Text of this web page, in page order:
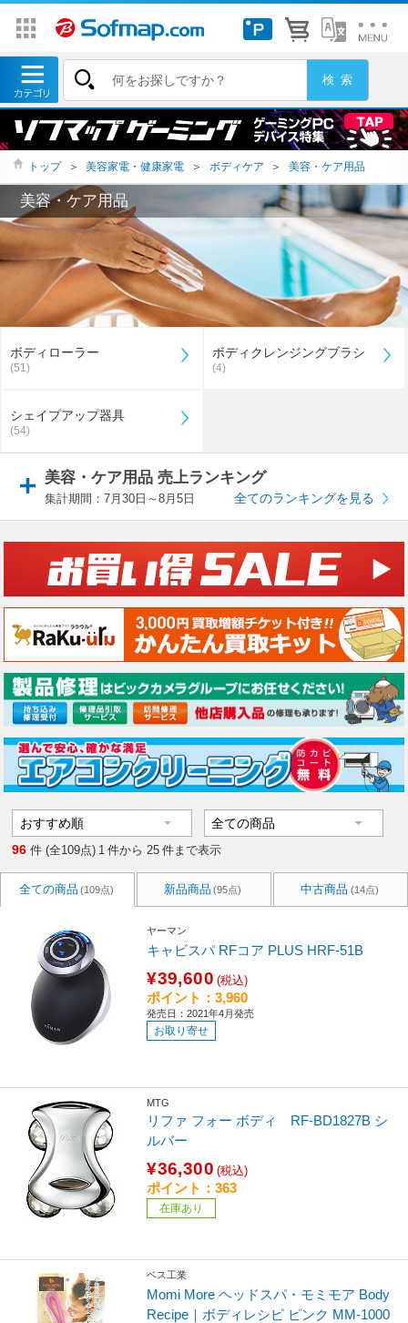
トップ ＞ 美容家電・健康家電 ＞ ボディケア ＞ 美容・ケア用品
美容・ケア用品
ボディローラー
(51)
ボディクレンジングブラシ
(4)
シェイプアップ器具
(54)
美容・ケア用品 売上ランキング
集計期間：7月30日～8月5日 全てのランキングを見る
96 件 (全109点) 1 件から 25 件まで表示
全ての商品 (109点) 新品商品 (95点) 中古商品 (14点)
ヤーマン
キャビスパ RFコア PLUS HRF-51B
¥39,600 (税込)
ポイント：3,960
発売日：2021年4月発売
お取り寄せ
MTG
リファ フォー ボディ RF-BD1827B シ
ルバー
¥36,300 (税込)
ポイント：363
在庫あり
ベス工業
Momi More ヘッドスパ・モミモア Body
Recipe｜ボディレシピ ピンク MM-1000